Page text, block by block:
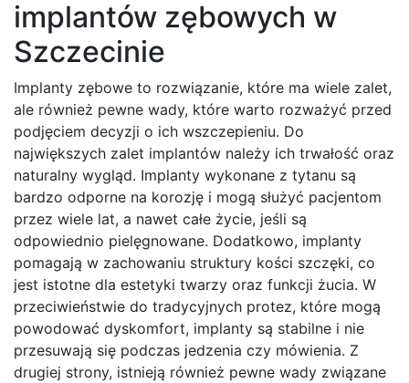
implantów zębowych w
Szczecinie
Implanty zębowe to rozwiązanie, które ma wiele zalet,
ale również pewne wady, które warto rozważyć przed
podjęciem decyzji o ich wszczepieniu. Do
największych zalet implantów należy ich trwałość oraz
naturalny wygląd. Implanty wykonane z tytanu są
bardzo odporne na korozję i mogą służyć pacjentom
przez wiele lat, a nawet całe życie, jeśli są
odpowiednio pielęgnowane. Dodatkowo, implanty
pomagają w zachowaniu struktury kości szczęki, co
jest istotne dla estetyki twarzy oraz funkcji żucia. W
przeciwieństwie do tradycyjnych protez, które mogą
powodować dyskomfort, implanty są stabilne i nie
przesuwają się podczas jedzenia czy mówienia. Z
drugiej strony, istnieją również pewne wady związane